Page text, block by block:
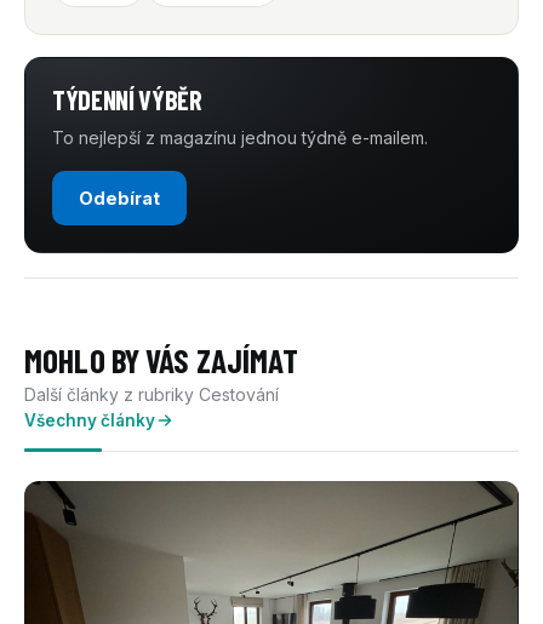
TÝDENNÍ VÝBĚR
To nejlepší z magazínu jednou týdně e-mailem.
Odebírat
MOHLO BY VÁS ZAJÍMAT
Další články z rubriky Cestování
Všechny články